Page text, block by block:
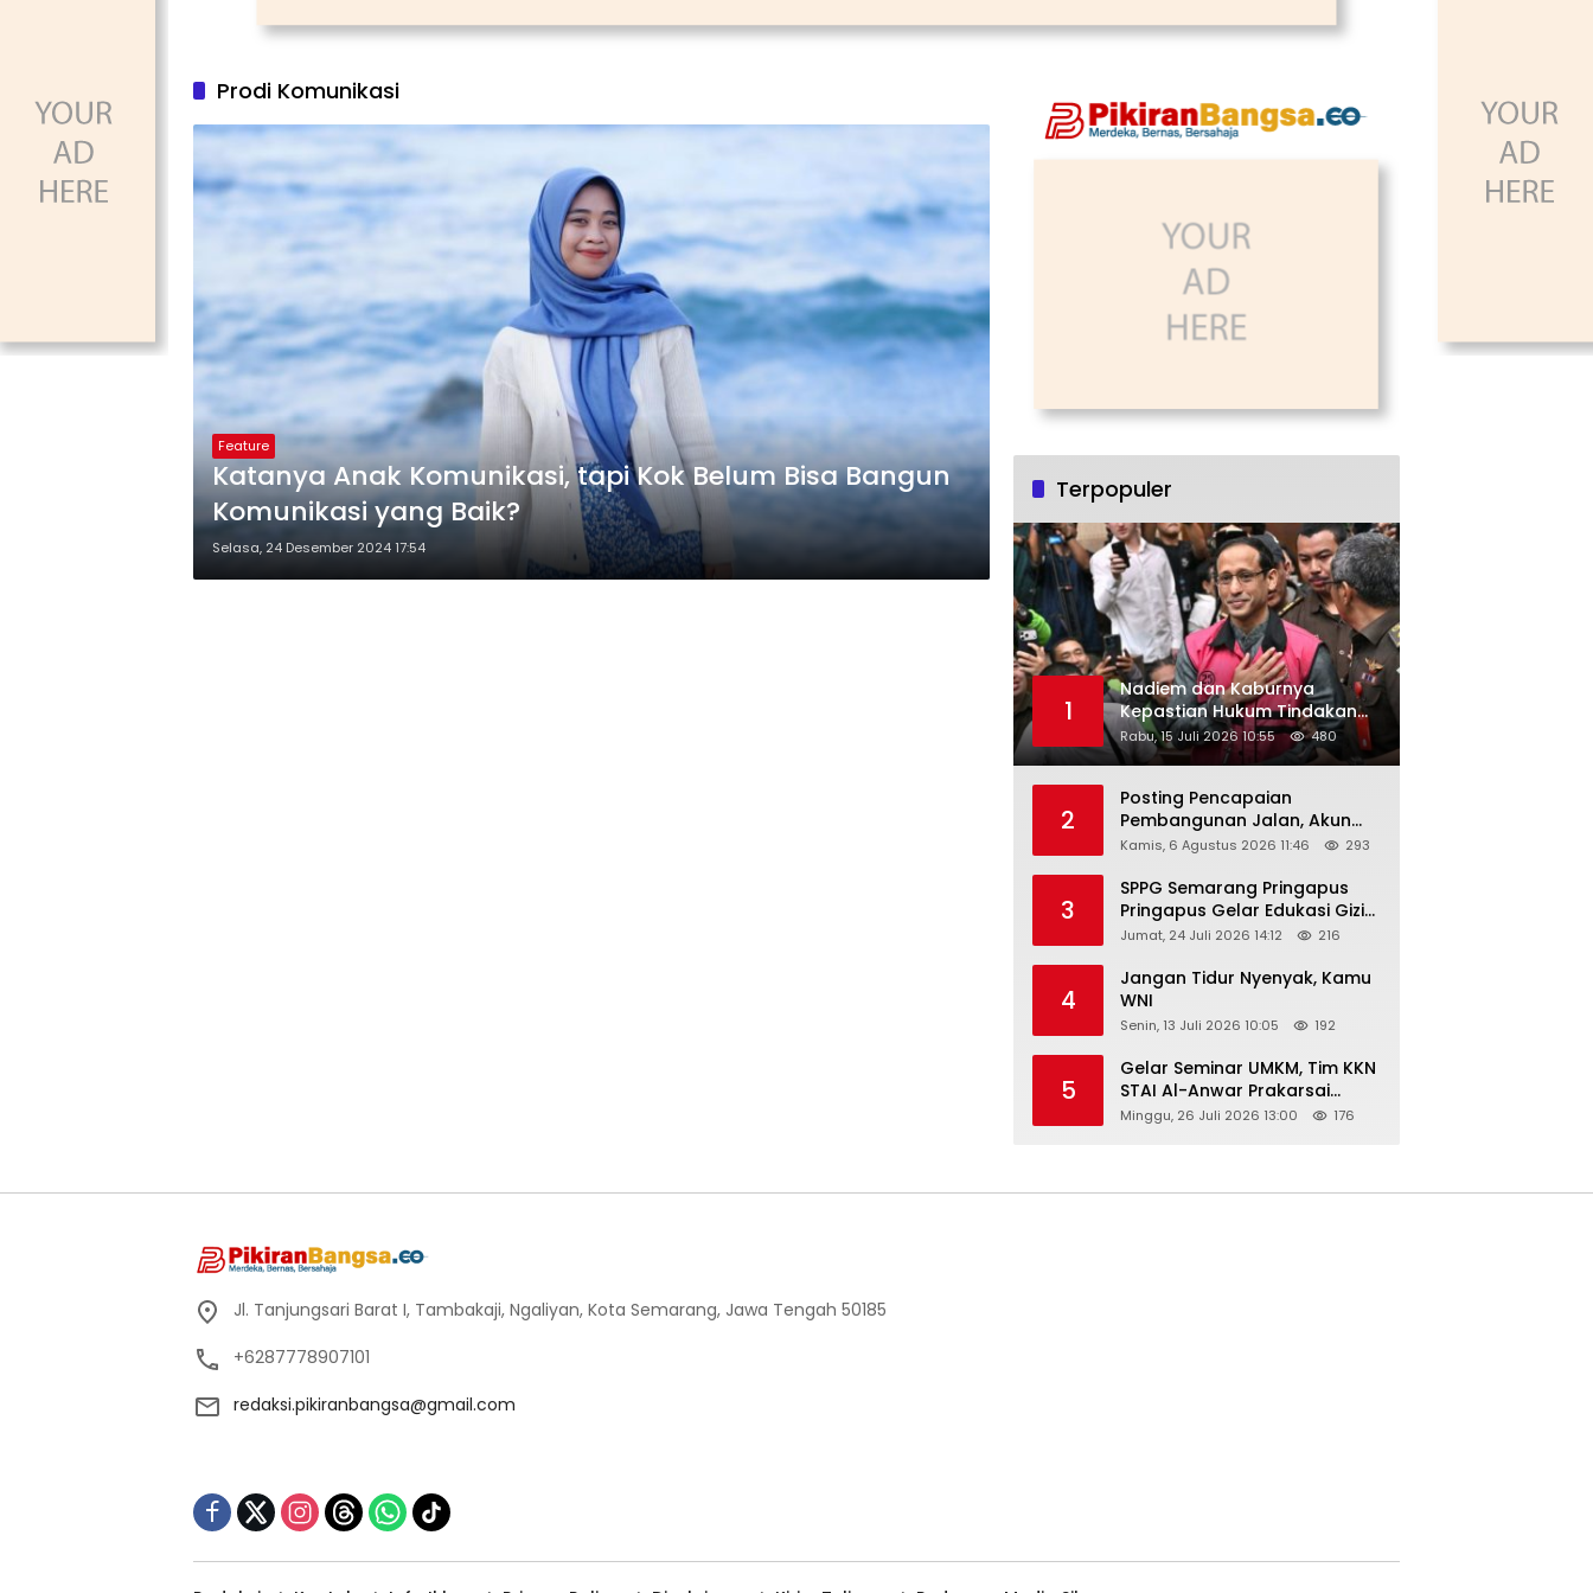
Prodi Komunikasi
Feature
Katanya Anak Komunikasi, tapi Kok Belum Bisa Bangun
Komunikasi yang Baik?
Selasa, 24 Desember 2024 17:54
Terpopuler
1
Nadiem dan Kaburnya
Kepastian Hukum Tindakan
Pejabat Publik
Rabu, 15 Juli 2026 10:55 480
2
Posting Pencapaian
Pembangunan Jalan, Akun
Facebook Pemerintah
“Dirujak” Warganet
Kamis, 6 Agustus 2026 11:46 293
3
SPPG Semarang Pringapus
Pringapus Gelar Edukasi Gizi
di PAUD Bina Balita Peringati
Jumat, 24 Juli 2026 14:12 216
4
Jangan Tidur Nyenyak, Kamu
WNI
Senin, 13 Juli 2026 10:05 192
5
Gelar Seminar UMKM, Tim KKN
STAI Al-Anwar Prakarsai
Usaha Tepung Maizena di
Minggu, 26 Juli 2026 13:00 176
Jl. Tanjungsari Barat I, Tambakaji, Ngaliyan, Kota Semarang, Jawa Tengah 50185
+6287778907101
redaksi.pikiranbangsa@gmail.com